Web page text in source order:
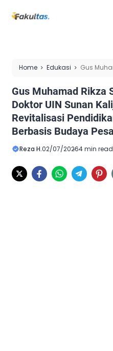
Home Edukasi
Gus
Pendidikan Agama Islam
Gus Muhamad Rikza
Doktor UIN Sunan
Revitalisasi
Berbasis Budaya
Reza H.02/07/20264 min read